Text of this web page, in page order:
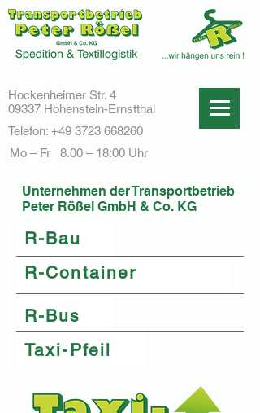
Hockenheimer Str. 4
09337 Hohenstein-Ernstthal
Telefon: +49 3723 668260
Mo – Fr 8.00 – 18:00 Uhr
Unternehmen der Transportbetrieb
Peter Rößel GmbH & Co. KG
R-Bau
R-Container
R-Bus
Taxi-Pfeil